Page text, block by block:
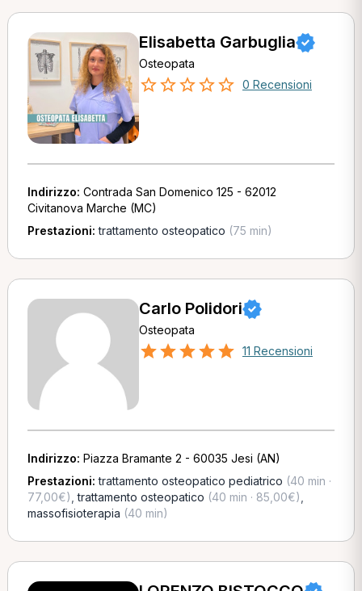
Elisabetta Garbuglia
Osteopata
0 Recensioni
Indirizzo: Contrada San Domenico 125 - 62012
Civitanova Marche (MC)
Prestazioni:trattamento osteopatico (75 min)
Carlo Polidori
Osteopata
11 Recensioni
Indirizzo: Piazza Bramante 2 - 60035 Jesi (AN)
Prestazioni:trattamento osteopatico pediatrico (40 min ·
77,00€) ,trattamento osteopatico (40 min · 85,00€)
massofisioterapia (40 min)